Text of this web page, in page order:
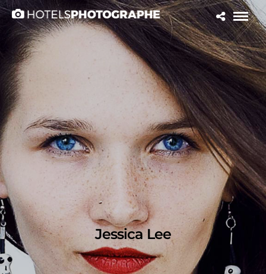
Jessica Lee